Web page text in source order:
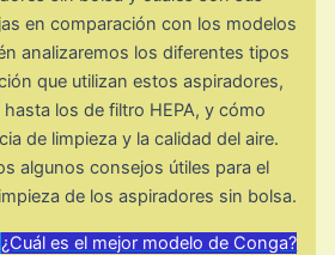
en comparación con los modelos
analizaremos los diferentes tipos
que utilizan estos aspiradores,
los de filtro HEPA, y cómo
de limpieza y la calidad del aire.
algunos consejos útiles para el
de los aspiradores sin bolsa.
¿Cuál es el mejor modelo de Conga?